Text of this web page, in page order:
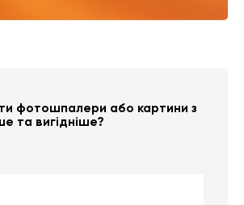
фотошпалери або картини з
та вигідніше?